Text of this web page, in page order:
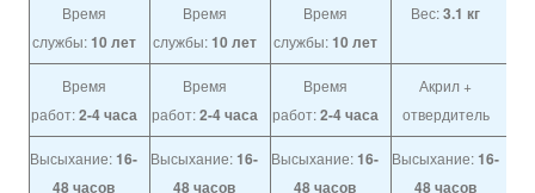
Время
службы:10 лет
Время
службы:10 лет
Время
службы:10 лет
Вес:3.1 кг
Время
работ:2-4 часа
Время
работ:2-4 часа
Время
работ:2-4 часа
Акрил +
отвердитель
Высыхание:16-
48 часов
Высыхание:16-
48 часов
Высыхание:16-
48 часов
Высыхание:16-
48 часов